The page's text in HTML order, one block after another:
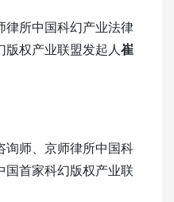
律所中国科幻产业法律
权产业联盟发起人崔
师、京师律所中国科
国首家科幻版权产业联